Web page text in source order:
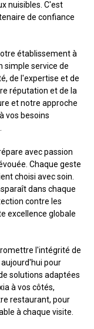
nuisibles. C'est
de confiance
établissement à
simple service de
de l'expertise et de
réputation et de la
et notre approche
vos besoins
avec passion
Chaque geste
choisi avec soin.
dans chaque
contre les
excellence globale
l'intégrité de
pour
solutions adaptées
à vos côtés,
restaurant, pour
à chaque visite.